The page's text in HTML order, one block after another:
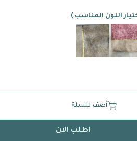
اللون المناسب )
اطلب الان
أضف للسلة